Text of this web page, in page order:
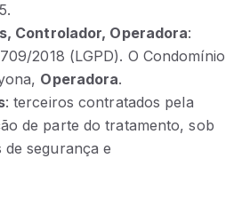
Controlador, Operadora:
2018 (LGPD). O Condomínio
Operadora.
: terceiros contratados pela
de parte do tratamento, sob
de segurança e